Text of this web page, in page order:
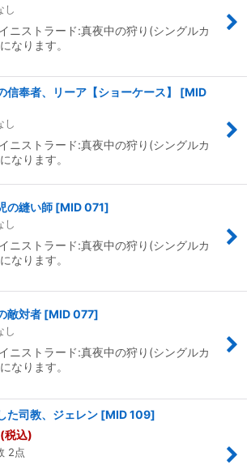
し
ニストラード:真夜中の狩り(シングルカ
なります。
信奉者、リーア【ショーケース】 [MID
し
ニストラード:真夜中の狩り(シングルカ
なります。
の縫い師 [MID 071]
し
ニストラード:真夜中の狩り(シングルカ
なります。
敵対者 [MID 077]
し
ニストラード:真夜中の狩り(シングルカ
なります。
た司教、ジェレン [MID 109]
(税込)
2点